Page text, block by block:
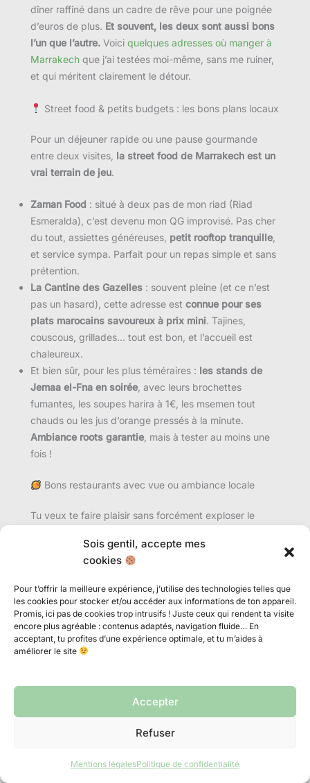
Sois gentil, accepte mes
cookies
Pour t’offrir la meilleure expérience, j’utilise des technologies telles que
les cookies pour stocker et/ou accéder aux informations de ton appareil.
Promis, ici pas de cookies trop intrusifs ! Juste ceux qui rendent ta visite
encore plus agréable : contenus adaptés, navigation fluide… En
acceptant, tu profites d’une expérience optimale, et tu m’aides à
améliorer le site
Accepter
Refuser
Mentions légalesPolitique de confidentialité
dîner raffiné dans un cadre de rêve pour une poignée
d’euros de plus. Et souvent, les deux sont aussi bons
l’un que l’autre. Voici quelques adresses où manger à
Marrakech que j’ai testées moi-même, sans me ruiner,
et qui méritent clairement le détour.
Street food & petits budgets : les bons plans locaux
Pour un déjeuner rapide ou une pause gourmande
entre deux visites, la street food de Marrakech est un
vrai terrain de jeu.
Zaman Food : situé à deux pas de mon riad (Riad
Esmeralda), c’est devenu mon QG improvisé. Pas cher
du tout, assiettes généreuses, petit rooftop tranquille
et service sympa. Parfait pour un repas simple et sans
prétention.
La Cantine des Gazelles : souvent pleine (et ce n’est
pas un hasard), cette adresse est connue pour ses
plats marocains savoureux à prix mini. Tajines,
couscous, grillades… tout est bon, et l’accueil est
chaleureux.
Et bien sûr, pour les plus téméraires : les stands de
Jemaa el-Fna en soirée , avec leurs brochettes
fumantes, les soupes harira à 1€, les msemen tout
chauds ou les jus d’orange pressés à la minute.
Ambiance roots garantie , mais à tester au moins une
fois !
Bons restaurants avec vue ou ambiance locale
Tu veux te faire plaisir sans forcément exploser le
lieux stylés, avec vue, sans te faire payer l’esthétique
au prix fort.
NOMAD: un grand classique, oui, mais toujours
efficace. Cuisine marocaine revisitée,vue imprenable
sur les toits, déco léchée et plats originaux. Va pour le
déjeuner ou en début de soirée pour avoir une bonne
. Lumières tamisées, ambiance élégante mais
et modernité. Une vraie bonne surprise.
champêtre, un peu à l’écart, ce spot offreun cadre